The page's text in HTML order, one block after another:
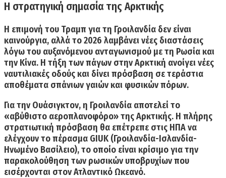
Η στρατηγική σημασία της Αρκτικής
Η επιμονή του Τραμπ για τη Γροιλανδία δεν είναι
καινούργια, αλλά το 2026 λαμβάνει νέες διαστάσεις
λόγω του αυξανόμενου ανταγωνισμού με τη Ρωσίακαι
την Κίνα. Η τήξη των πάγων στην Αρκτική ανοίγει νέες
ναυτιλιακές οδούς και δίνει πρόσβαση σε τεράστια
αποθέματα σπάνιων γαιών και φυσικών πόρων.
Για την Ουάσιγκτον, η Γροιλανδία αποτελεί το
«αβύθιστο αεροπλανοφόρο» της Αρκτικής. Η πλήρης
στρατιωτική πρόσβαση θα επέτρεπε στις ΗΠΑ να
ελέγχουν το πέρασμα GIUK (Γροιλανδία-Ισλανδία-
Ηνωμένο Βασίλειο), το οποίο είναι κρίσιμο για την
παρακολούθηση των ρωσικών υποβρυχίων που
εισέρχονται στον Ατλαντικό Ωκεανό.